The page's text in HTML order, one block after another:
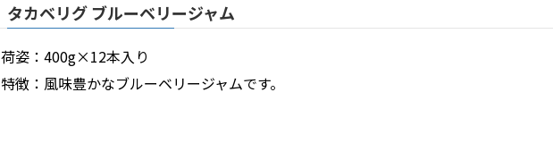
タカベリグ ブルーベリージャム
荷姿：400g×12本入り
特徴：風味豊かなブルーベリージャムです。